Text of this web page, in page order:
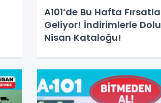
A101’de Bu Hafta
Geliyor! İndirimlerle
Nisan Kataloğu!